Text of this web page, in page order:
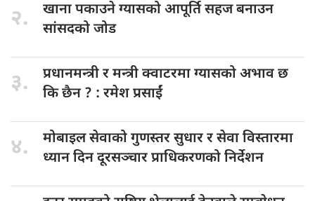
२. खाना पकाउनेग्यासको आपूर्ति सहज बनाउन
सांसदको जोड
३. प्रधानमन्त्री रमन्त्री क्वाटरमा ग्यासको अभाव छ
कि छैन ? : रमेश प्रसाईं
४. मोबाइल सेवाकोगुणस्तर सुधार र सेवा विस्तारमा
ध्यान दिन दूरसञ्चार प्राधिकरणको निर्देशन